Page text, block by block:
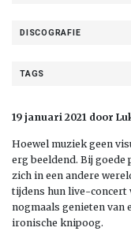
DISCOGRAFIE
TAGS
19 januari 2021 door
Hoewel muziek geen
erg beeldend. Bij goede
zich in een andere
tijdens hun live-concert
nogmaals genieten van
ironische knipoog.